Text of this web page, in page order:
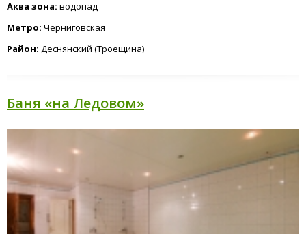
Аква зона: водопад
Метро: Черниговская
Район: Деснянский (Троещина)
Баня «на Ледовом»